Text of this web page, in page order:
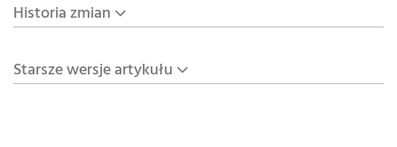
Historia zmian
Starsze wersje artykułu